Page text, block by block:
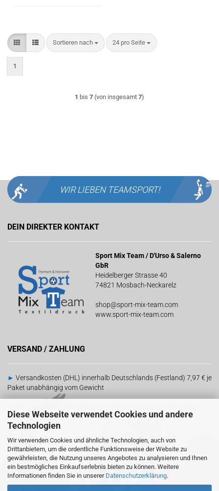
Diese Webseite verwendet Cookies und andere
Technologien
Wir verwenden Cookies und ähnliche Technologien, auch von
Drittanbietern, um die ordentliche Funktionsweise der Website zu
gewährleisten, die Nutzung unseres Angebotes zu analysieren und Ihnen
ein bestmögliches Einkaufserlebnis bieten zu können. Weitere
Informationen finden Sie in unserer Datenschutzerklärung.
Sortieren nach
Sortieren nach 24 pro Seite
pro Seite
1
1 bis 7 (von insgesamt 7)
WIR LIEBEN TEAMSPORT!
DEIN DIREKTER KONTAKT
Sport Mix Team / D'Urso & Salerno
GbR
Heidelberger Strasse 40
74821 Mosbach-Neckarelz
shop@sport-mix-team.com
www.sport-mix-team.com
VERSAND / ZAHLUNG
► Versandkosten (DHL) innerhalb Deutschlands (Festland) 7,97 € je
Paket unabhängig vom Gewicht
Barzahlung bei Abholung
RECHTLICHES
-AGB
-Versand & Zahlung
SOCIAL MEDIA